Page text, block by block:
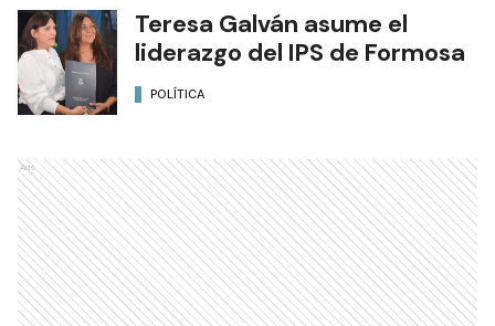
Teresa Galván asume el
liderazgo del IPS de Formosa
POLÍTICA
Ads